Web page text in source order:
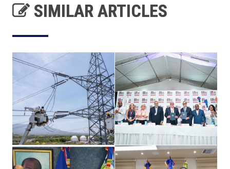
SIMILAR ARTICLES